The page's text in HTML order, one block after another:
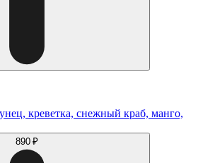
креветка, снежный краб, манго,
890 ₽